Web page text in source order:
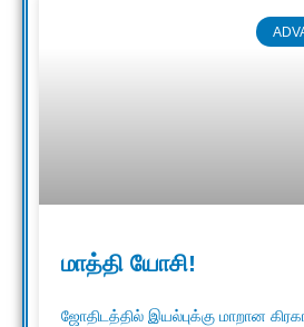
மாத்தி யோசி!
ஜோதிடத்தில் இயல்புக்கு மாறான